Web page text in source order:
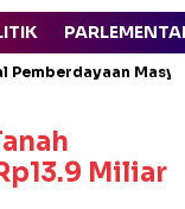
Pemberdayaan
Miliar